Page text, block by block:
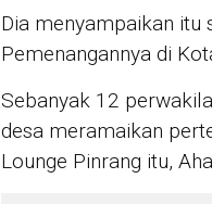
Dia menyampaikan itu
Pemenangannya di
Sebanyak 12
desa meramaikan
Lounge Pinrang itu,